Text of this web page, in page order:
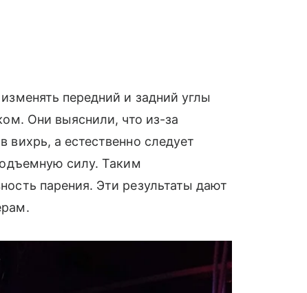
передний и задний углы
Они выяснили, что из-за
а естественно следует
силу. Таким
парения. Эти результаты дают